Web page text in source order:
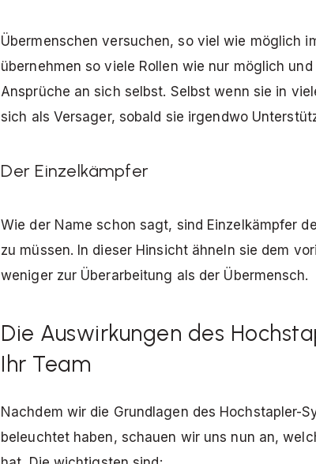
Übermenschen versuchen, so viel wie möglich
übernehmen so viele Rollen wie nur möglich
Ansprüche an sich selbst. Selbst wenn sie in
sich als Versager, sobald sie irgendwo
Der Einzelkämpfer
Wie der Name schon sagt, sind Einzelkämpfer
zu müssen. In dieser Hinsicht ähneln sie dem
weniger zur Überarbeitung als der Übermensch.
Die Auswirkungen des
Ihr Team
Nachdem wir die Grundlagen des Hochstapler-
beleuchtet haben, schauen wir uns nun an,